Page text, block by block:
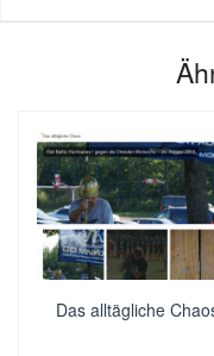
Das alltägliche